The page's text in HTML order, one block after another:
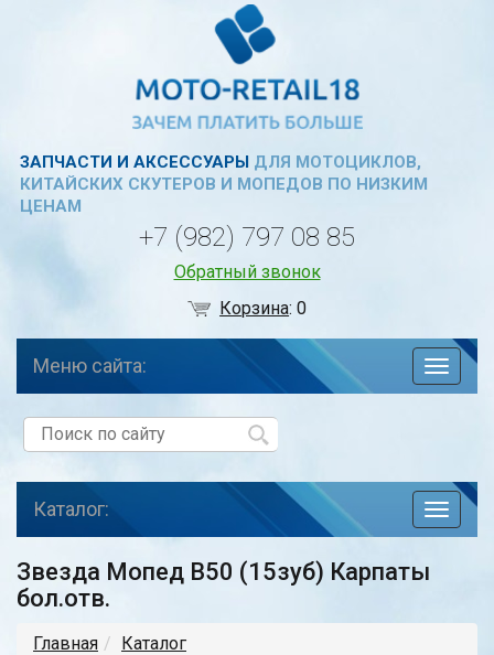
ЗАПЧАСТИ И АКСЕССУАРЫДЛЯ МОТОЦИКЛОВ,
КИТАЙСКИХ СКУТЕРОВ И МОПЕДОВ ПО НИЗКИМ
ЦЕНАМ
+7 (982) 797 08 85
Обратный звонок
Корзина:0
по
Меню сайта:
toggle
Каталог:
Звезда Мопед В50 (15зуб) Карпаты
бол.отв.
Главная
Каталог